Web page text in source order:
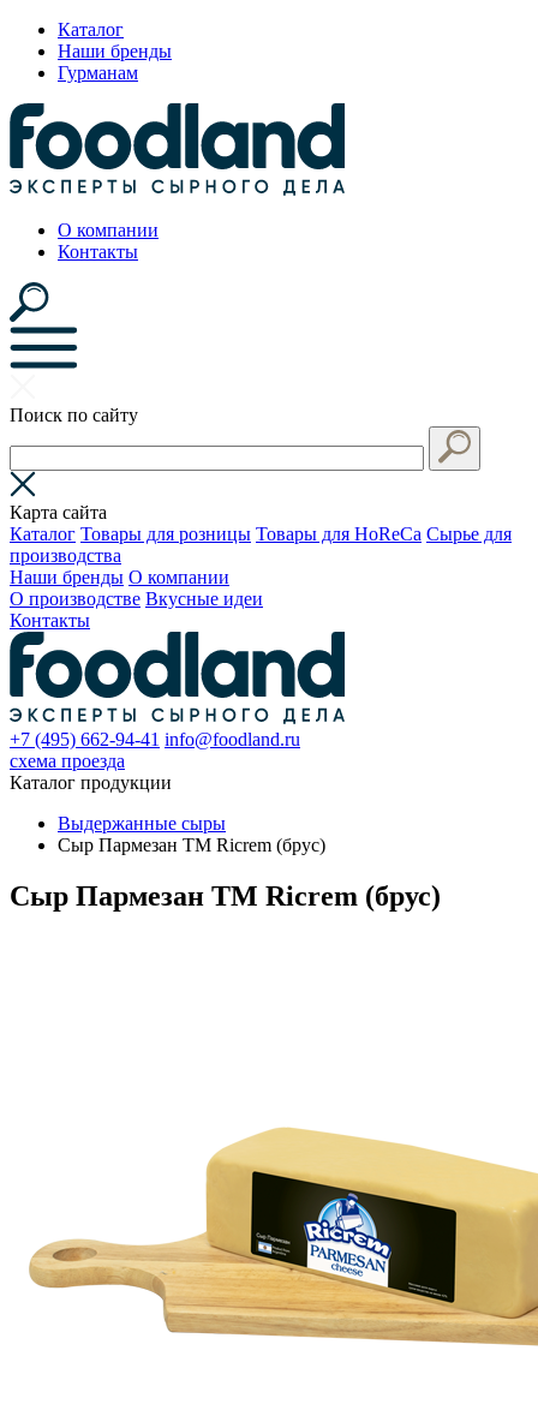
Каталог
Наши бренды
Гурманам
О компании
Контакты
Поиск по сайту
Карта сайта
Каталог Товары для розницы Товары для HoReCa Сырье для
производства
Наши бренды О компании
О производстве Вкусные идеи
Контакты
+7 (495) 662-94-41 info@foodland.ru
схема проезда
Каталог продукции
Выдержанные сыры
Сыр Пармезан ТМ Ricrem (брус)
Сыр Пармезан ТМ Ricrem (брус)